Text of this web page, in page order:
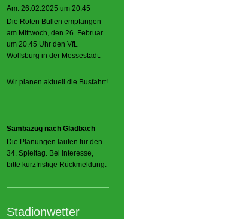
Am: 26.02.2025 um 20:45
Die Roten Bullen empfangen
am Mittwoch, den 26. Februar
um 20.45 Uhr den VfL
Wolfsburg in der Messestadt.
Wir planen aktuell die Busfahrt!
Sambazug nach Gladbach
Die Planungen laufen für den
34. Spieltag. Bei Interesse,
bitte kurzfristige Rückmeldung.
Stadionwetter